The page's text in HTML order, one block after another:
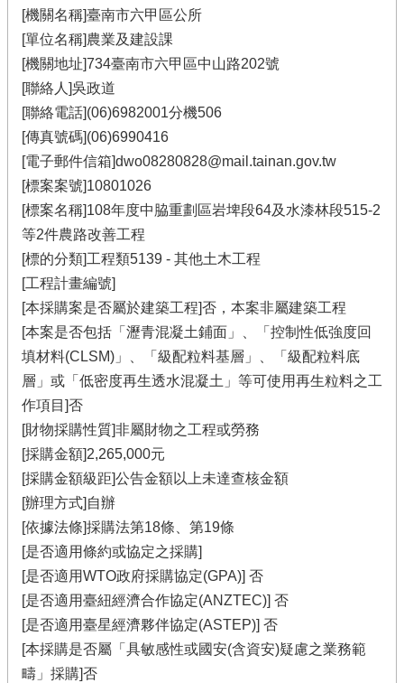
[機關名稱]臺南市六甲區公所
[單位名稱]農業及建設課
[機關地址]734臺南市六甲區中山路202號
[聯絡人]吳政道
[聯絡電話](06)6982001分機506
[傳真號碼](06)6990416
[電子郵件信箱]dwo08280828@mail.tainan.gov.tw
[標案案號]10801026
[標案名稱]108年度中脇重劃區岩埤段64及水漆林段515-2
等2件農路改善工程
[標的分類]工程類5139 - 其他土木工程
[工程計畫編號]
[本採購案是否屬於建築工程]否，本案非屬建築工程
[本案是否包括「瀝青混凝土鋪面」、「控制性低強度回
填材料(CLSM)」、「級配粒料基層」、「級配粒料底
層」或「低密度再生透水混凝土」等可使用再生粒料之工
作項目]否
[財物採購性質]非屬財物之工程或勞務
[採購金額]2,265,000元
[採購金額級距]公告金額以上未達查核金額
[辦理方式]自辦
[依據法條]採購法第18條、第19條
[是否適用條約或協定之採購]
[是否適用WTO政府採購協定(GPA)] 否
[是否適用臺紐經濟合作協定(ANZTEC)] 否
[是否適用臺星經濟夥伴協定(ASTEP)] 否
[本採購是否屬「具敏感性或國安(含資安)疑慮之業務範
疇」採購]否